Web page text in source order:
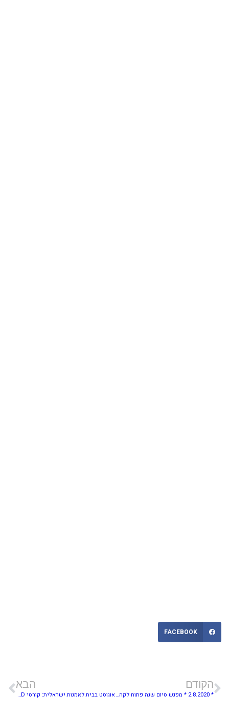
FACEBOOK
הקודם
* 2.8.2020 * מפגש סיום שנה פתוח לקהל: ד"ר גדעון עפרת ואליהו אריק בוקובזה שואלים "מה קרה לנו?!"
הבא
אוגוסט בבית לאמנות ישראלית: קורסי VOD, סיורים והרצאות לצפייה חופשית